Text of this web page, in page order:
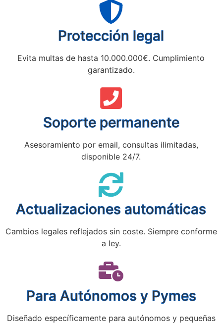
Protección legal
Evita multas de hasta 10.000.000€. Cumplimiento
garantizado.
Soporte permanente
Asesoramiento por email, consultas ilimitadas,
disponible 24/7.
Actualizaciones automáticas
Cambios legales reflejados sin coste. Siempre conforme
a ley.
Para Autónomos y Pymes
Diseñado específicamente para autónomos y pequeñas